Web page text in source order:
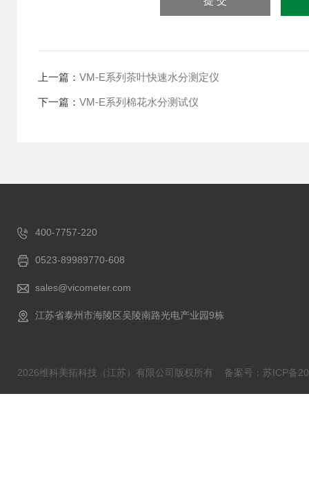
上一篇： VM-E系列茶叶快速水分测定仪
下一篇： VM-E系列棉花水分测试仪
400-7757-220
0523-89989770-608
sales@vicometer.com
江苏省泰州市海陵区吴陵南路光电产业园9栋
2026维科美拓科技（江苏）有限公司版权所有 备案号：苏ICP备